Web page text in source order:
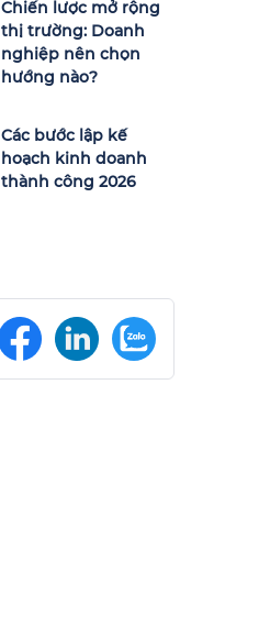
Chiến lược mở rộng
thị trường: Doanh
nghiệp nên chọn
hướng nào?
Các bước lập kế
hoạch kinh doanh
thành công 2026